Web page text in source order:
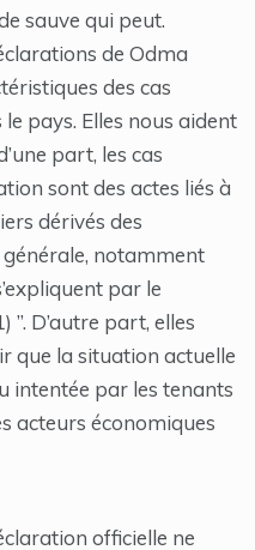
de sauve qui peut.
de Odma
des cas
pays. Elles nous aident
part, les cas
sont des actes liés à
dérivés des
notamment
par le
D’autre part, elles
que la situation actuelle
intentée par les tenants
acteurs économiques
officielle ne